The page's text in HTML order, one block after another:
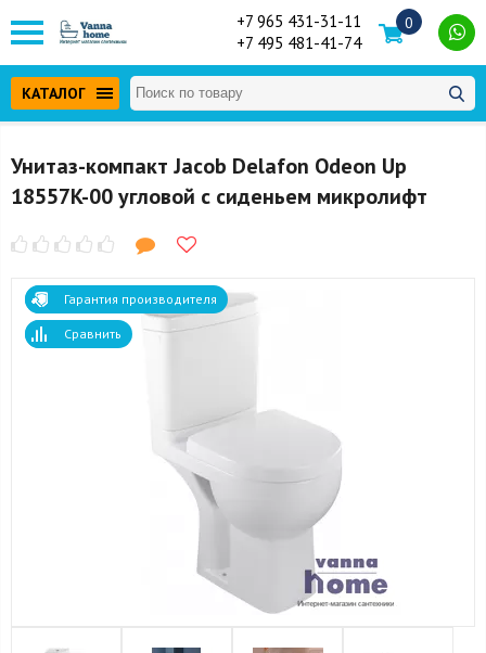
+7 965 431-31-11
+7 495 481-41-74
0
КАТАЛОГ
Унитаз-компакт Jacob Delafon Odeon Up
18557K-00 угловой с сиденьем микролифт
Гарантия производителя
Сравнить